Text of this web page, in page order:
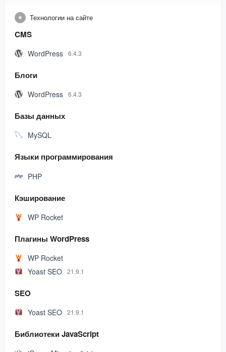
Технологии на сайте
CMS
WordPress 6.4.3
Блоги
WordPress 6.4.3
Базы данных
MySQL
Языки программирования
PHP
Кэширование
WP Rocket
Плагины WordPress
WP Rocket
Yoast SEO 21.9.1
SEO
Yoast SEO 21.9.1
Библиотеки JavaScript